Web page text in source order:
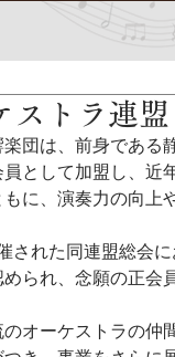
ストラ連
団は、前身である
員として加盟し、
に、演奏力の向上
された同連盟総会
られ、念願の正会
オーケストラの仲